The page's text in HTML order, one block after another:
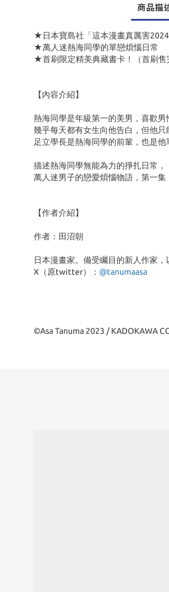
商品描
★日本寶島社「這本漫畫真厲害2024
★萬人迷熱海同學的單戀煩惱日常
★首刷限定精美典藏書卡！（首刷售
【內容介紹】
熱海同學是年級第一的美男，喜歡男
幾乎每天都有女生向他告白，但他只
足立學長是熱海同學的前輩，也是他
描述熱海同學無能為力的掙扎日常，
萬人迷男子的戀愛煩惱物語，第一集
【作者介紹】
作者：田沼朝
日本漫畫家。備受矚目的新人作家
X（原twitter）： @tanumaasa
©Asa Tanuma 2023 / KADOKAWA